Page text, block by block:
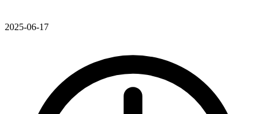
2025-06-17